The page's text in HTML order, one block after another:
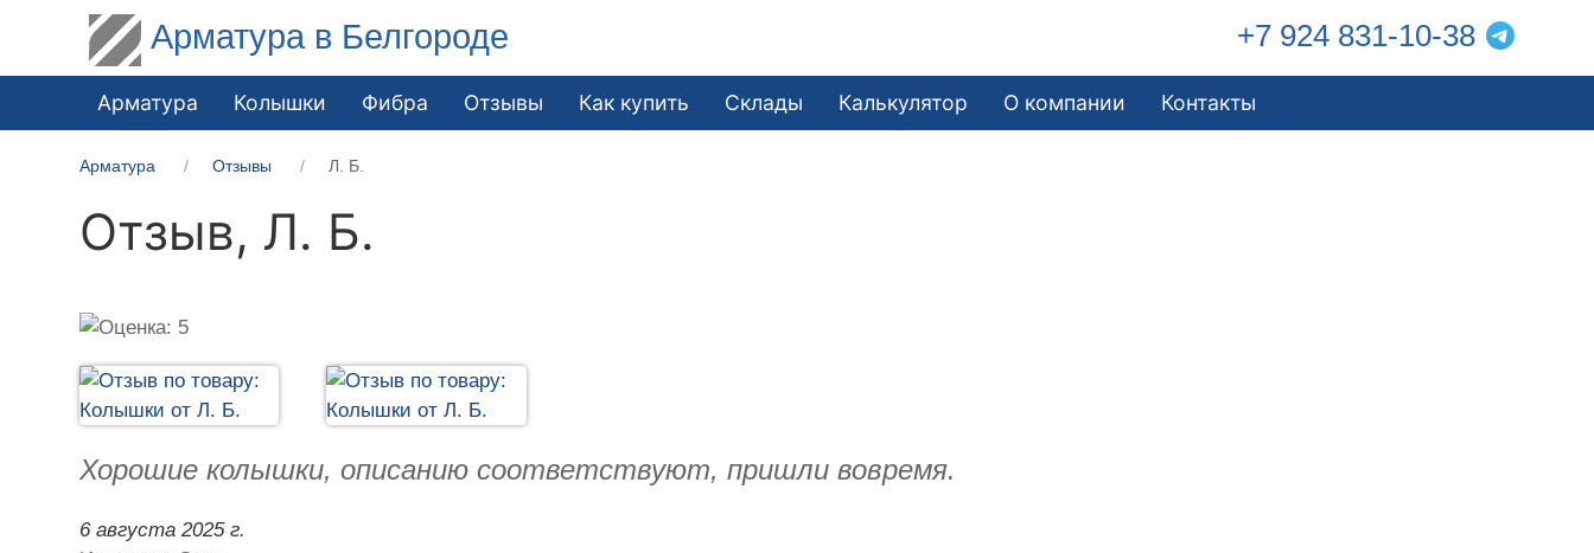
Арматура в Белгороде +7 924 831-10-38
Арматура Колышки Фибра Отзывы Как купить Склады Калькулятор О компании Контакты
Арматура Отзывы Л. Б.
Отзыв, Л. Б.
Хорошие колышки, описанию соответствуют, пришли вовремя.
6 августа 2025 г.